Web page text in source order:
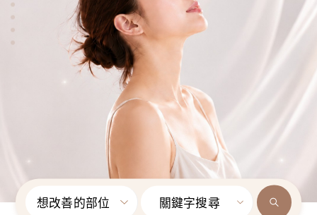
想改善的部位 關鍵字搜尋